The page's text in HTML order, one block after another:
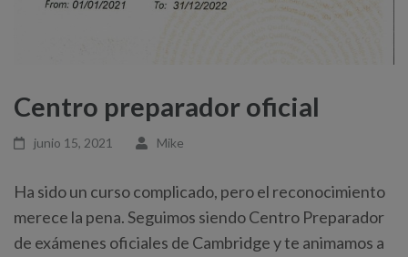
Centro preparador oficial
junio 15, 2021 Mike
Ha sido un curso complicado, pero el reconocimiento
merece la pena. Seguimos siendo Centro Preparador
de exámenes oficiales de Cambridge y te animamos a